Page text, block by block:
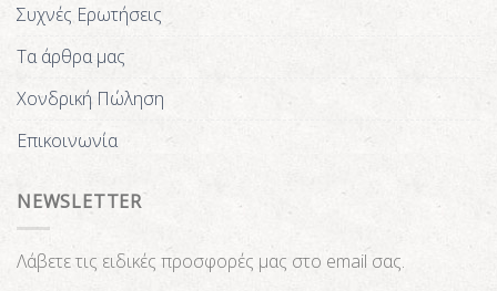
Συχνές Ερωτήσεις
Τα άρθρα μας
Χονδρική Πώληση
Επικοινωνία
NEWSLETTER
Λάβετε τις ειδικές προσφορές μας στο email σας.